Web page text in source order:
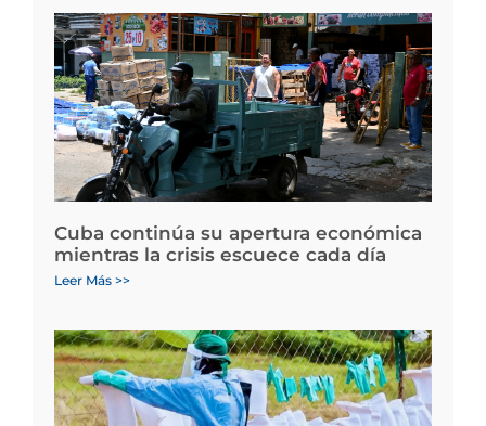
Cuba continúa su apertura económica
mientras la crisis escuece cada día
Leer Más >>